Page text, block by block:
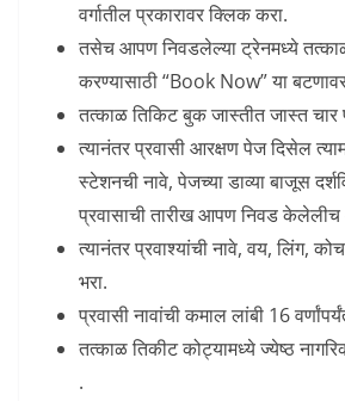
वर्गातील प्रकारावर क्लिक करा.
तसेच आपण निवडलेल्या ट्रेनमध्ये
करण्यासाठी “Book Now” या
तत्काळ तिकिट बुक जास्तीत जास्त
त्यानंतर प्रवासी आरक्षण पेज दिसेल
स्टेशनची नावे, पेजच्या डाव्या बाजूस
प्रवासाची तारीख आपण निवड
त्यानंतर प्रवाश्यांची नावे, वय, लिंग,
भरा.
प्रवासी नावांची कमाल लांबी 16
तत्काळ तिकीट कोट्यामध्ये ज्येष्ठ
.